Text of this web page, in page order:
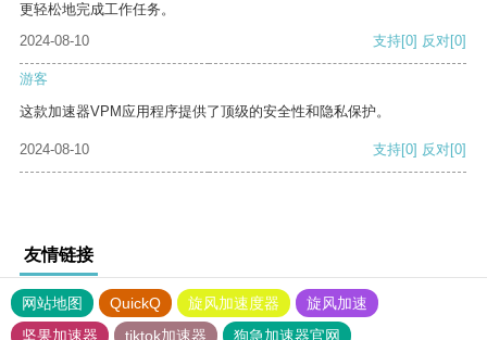
更轻松地完成工作任务。
2024-08-10
支持[0] 反对[0]
游客
这款加速器VPM应用程序提供了顶级的安全性和隐私保护。
2024-08-10 支持[0] 反对[0]
友情链接
网站地图 QuickQ 旋风加速度器
旋风加速
坚果加速器
tiktok加速器 狗急加速器官网